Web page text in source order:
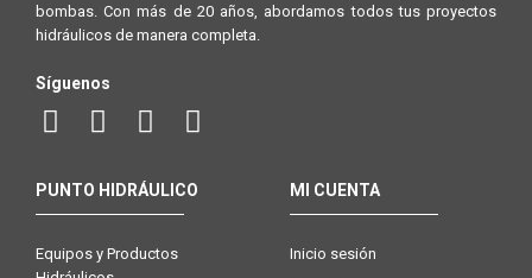
bombas. Con más de 20 años, abordamos todos tus proyectos
hidráulicos de manera completa.
Síguenos
PUNTO HIDRÁULICO
Equipos y Productos
MI CUENTA
Inicio sesión